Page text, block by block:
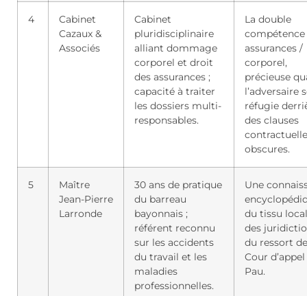
4
Cabinet
Cazaux &
Associés
Cabinet
pluridisciplinaire
alliant dommage
corporel et droit
des assurances ;
capacité à traiter
les dossiers multi-
responsables.
La double
compétence
assurances /
corporel,
précieuse
l’adversaire
réfugie
des clauses
obscures.
5
Maître
Jean-Pierre
Larronde
30 ans de pratique
du barreau
bayonnais ;
référent reconnu
sur les accidents
du travail et les
maladies
professionnelles.
Une
du tissu
des
du ressort
Cour
Pau.